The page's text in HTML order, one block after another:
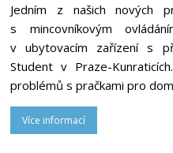
Jedním z našich nových
s mincovníkovým
v ubytovacím zařízení s
Student v Praze-
problémů s pračkami pro
Více informací